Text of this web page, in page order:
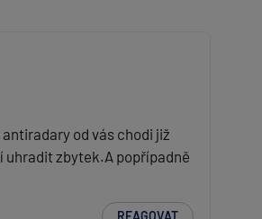
od vás chodi již
uhradit zbytek.A popřípadně
REAGOVAT